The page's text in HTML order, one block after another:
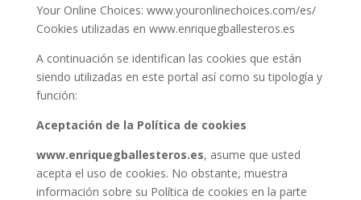
Your Online Choices: www.youronlinechoices.com/es/
Cookies utilizadas en www.enriquegballesteros.es
A continuación se identifican las cookies que están
siendo utilizadas en este portal así como su tipología y
función:
Aceptación de la Política de cookies
www.enriquegballesteros.es, asume que usted
acepta el uso de cookies. No obstante, muestra
información sobre su Política de cookies en la parte